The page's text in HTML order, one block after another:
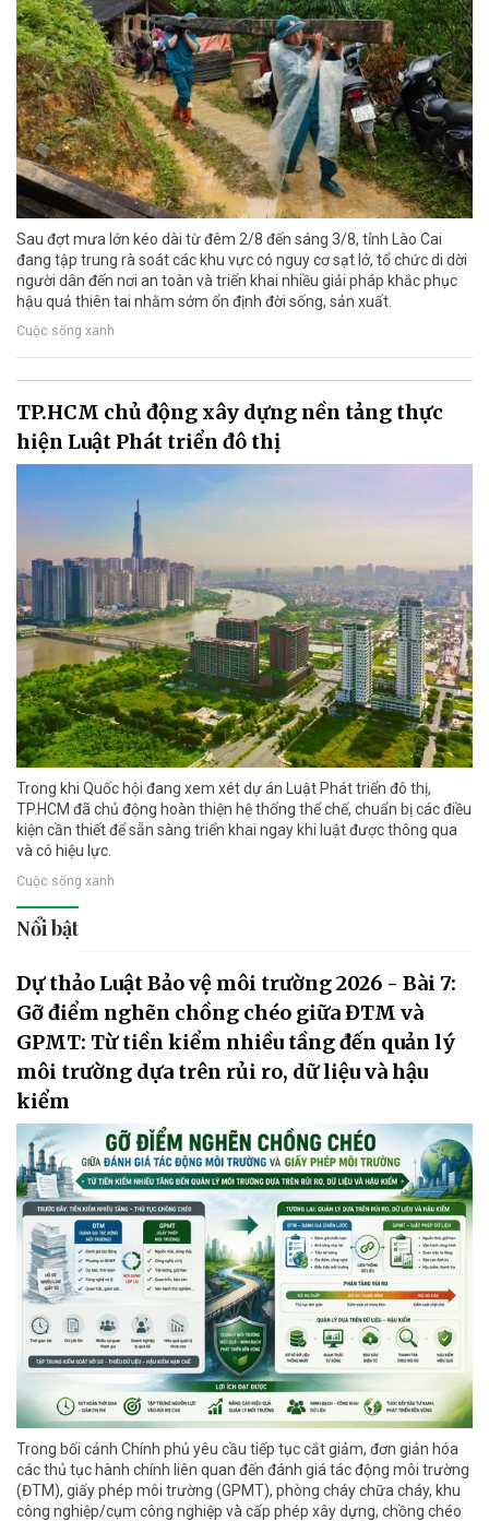
Sau đợt mưa lớn kéo dài từ đêm 2/8 đến sáng 3/8, tỉnh Lào Cai
đang tập trung rà soát các khu vực có nguy cơ sạt lở, tổ chức di dời
người dân đến nơi an toàn và triển khai nhiều giải pháp khắc phục
hậu quả thiên tai nhằm sớm ổn định đời sống, sản xuất.
Cuộc sống xanh
TP.HCM chủ động xây dựng nền tảng thực
hiện Luật Phát triển đô thị
Trong khi Quốc hội đang xem xét dự án Luật Phát triển đô thị,
TP.HCM đã chủ động hoàn thiện hệ thống thể chế, chuẩn bị các điều
kiện cần thiết để sẵn sàng triển khai ngay khi luật được thông qua
và có hiệu lực.
Cuộc sống xanh
Nổi bật
Dự thảo Luật Bảo vệ môi trường 2026 - Bài 7:
Gỡ điểm nghẽn chồng chéo giữa ĐTM và
GPMT: Từ tiền kiểm nhiều tầng đến quản lý
môi trường dựa trên rủi ro, dữ liệu và hậu
kiểm
Trong bối cảnh Chính phủ yêu cầu tiếp tục cắt giảm, đơn giản hóa
các thủ tục hành chính liên quan đến đánh giá tác động môi trường
(ĐTM), giấy phép môi trường (GPMT), phòng cháy chữa cháy, khu
công nghiệp/cụm công nghiệp và cấp phép xây dựng, chồng chéo